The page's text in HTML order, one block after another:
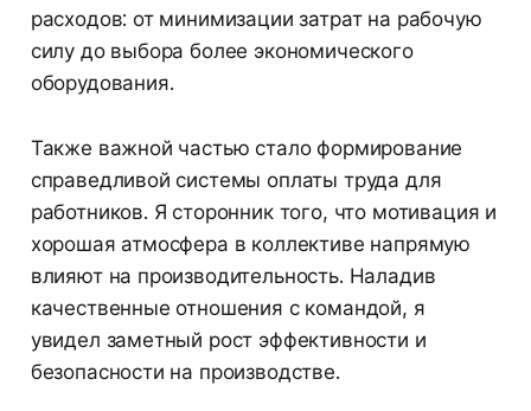
расходов: от минимизации затрат на рабочую
силу до выбора более экономического
оборудования.
Также важной частью стало формирование
справедливой системы оплаты труда для
работников. Я сторонник того, что мотивация и
хорошая атмосфера в коллективе напрямую
влияют на производительность. Наладив
качественные отношения с командой, я
увидел заметный рост эффективности и
безопасности на производстве.